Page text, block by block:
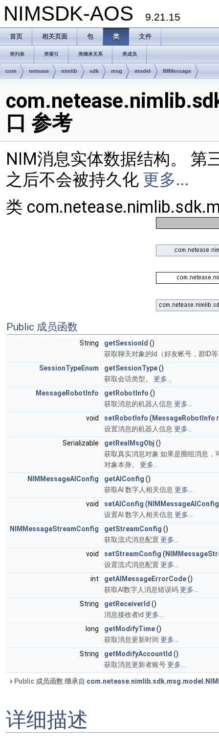
NIMSDK-AOS 9.21.15
首页 相关页面 包 类 文件
类列表 类索引 类继承关系 类成员
com netease nimlib sdk msg model IMMessage
口 参考
NIM消息实体数据结构。 第
之后不会被持久化 更多...
类
Public 成员函数
String getSessionId ()
获取聊天对象的Id（好友帐号，群ID
SessionTypeEnum
getSessionType()
获取会话类型。 更多...
MessageRobotInfo
getRobotInfo ()
获取消息的机器人信息 更多...
void
setRobotInfo ( MessageRobotInfo
设置消息的机器人信息 更多...
Serializable
getRealMsgObj ()
获取真实消息对象 如果是圈组消息
对象本身。 更多...
NIMMessageAIConfig
getAIConfig ()
获取AI 数字人相关信息 更多...
void
setAIConfig ( NIMMessageAIConfig
设置AI 数字人相关信息 更多...
NIMMessageStreamConfig
getStreamConfig ()
获取流式消息配置 更多...
void
setStreamConfig (
设置流式消息配置 更多...
int
getAIMessageErrorCode()
获取AI数字人消息错误码更多...
String
getReceiverId ()
消息接收者id 更多...
long
getModifyTime()
获取消息更新时间 更多...
String
getModifyAccountId ()
获取消息更新者账号更多...
Public 成员函数 继承自
详细描述